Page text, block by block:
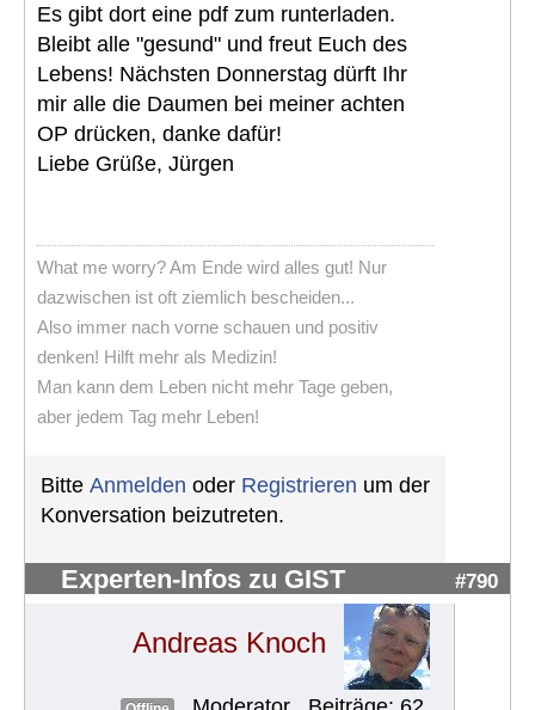
Es gibt dort eine pdf zum runterladen.
Bleibt alle "gesund" und freut Euch des
Lebens! Nächsten Donnerstag dürft Ihr
mir alle die Daumen bei meiner achten
OP drücken, danke dafür!
Liebe Grüße, Jürgen
What me worry? Am Ende wird alles gut! Nur
dazwischen ist oft ziemlich bescheiden...
Also immer nach vorne schauen und positiv
denken! Hilft mehr als Medizin!
Man kann dem Leben nicht mehr Tage geben,
aber jedem Tag mehr Leben!
Bitte Anmelden oder Registrieren um der
Konversation beizutreten.
Experten-Infos zu GIST #790
Andreas Knoch